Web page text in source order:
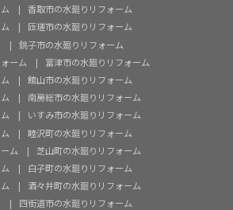
香取市の水廻りリフォーム
匝瑳市の水廻りリフォーム
銚子市の水廻りリフォーム
ーム
富津市の水廻りリフォーム
館山市の水廻りリフォーム
南房総市の水廻りリフォーム
いすみ市の水廻りリフォーム
睦沢町の水廻りリフォーム
ム
芝山町の水廻りリフォーム
白子町の水廻りリフォーム
酒々井町の水廻りリフォーム
四街道市の水廻りリフォーム